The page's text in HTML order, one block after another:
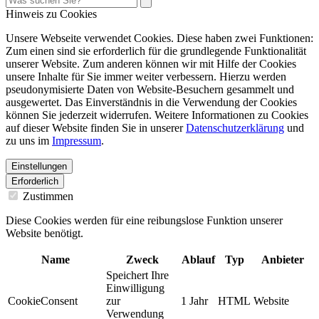
Hinweis zu Cookies
Unsere Webseite verwendet Cookies. Diese haben zwei Funktionen:
Zum einen sind sie erforderlich für die grundlegende Funktionalität
unserer Website. Zum anderen können wir mit Hilfe der Cookies
unsere Inhalte für Sie immer weiter verbessern. Hierzu werden
pseudonymisierte Daten von Website-Besuchern gesammelt und
ausgewertet. Das Einverständnis in die Verwendung der Cookies
können Sie jederzeit widerrufen. Weitere Informationen zu Cookies
auf dieser Website finden Sie in unsererDatenschutzerklärung und
zu uns im Impressum.
Einstellungen
Erforderlich
Zustimmen
Diese Cookies werden für eine reibungslose Funktion unserer
Website benötigt.
Name Zweck Ablauf Typ Anbieter
CookieConsent
Speichert Ihre
Einwilligung
zur
Verwendung
1 Jahr HTML Website